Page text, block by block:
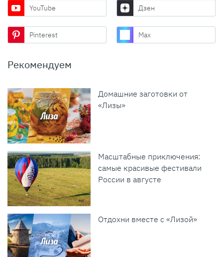
YouTube Дзен
Pinterest Max
Рекомендуем
Домашние заготовки от
«Лизы»
Масштабные приключения:
самые красивые фестивали
России в августе
Отдохни вместе с «Лизой»